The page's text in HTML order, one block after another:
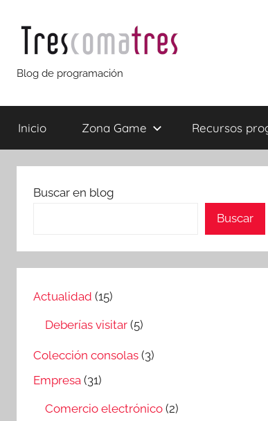
contenido
Trescomatres
Blog de programación
Inicio Zona Game Recursos
Buscar en blog
Buscar
Actualidad (15)
Deberías visitar (5)
Colección consolas (3)
Empresa (31)
Comercio electrónico (2)